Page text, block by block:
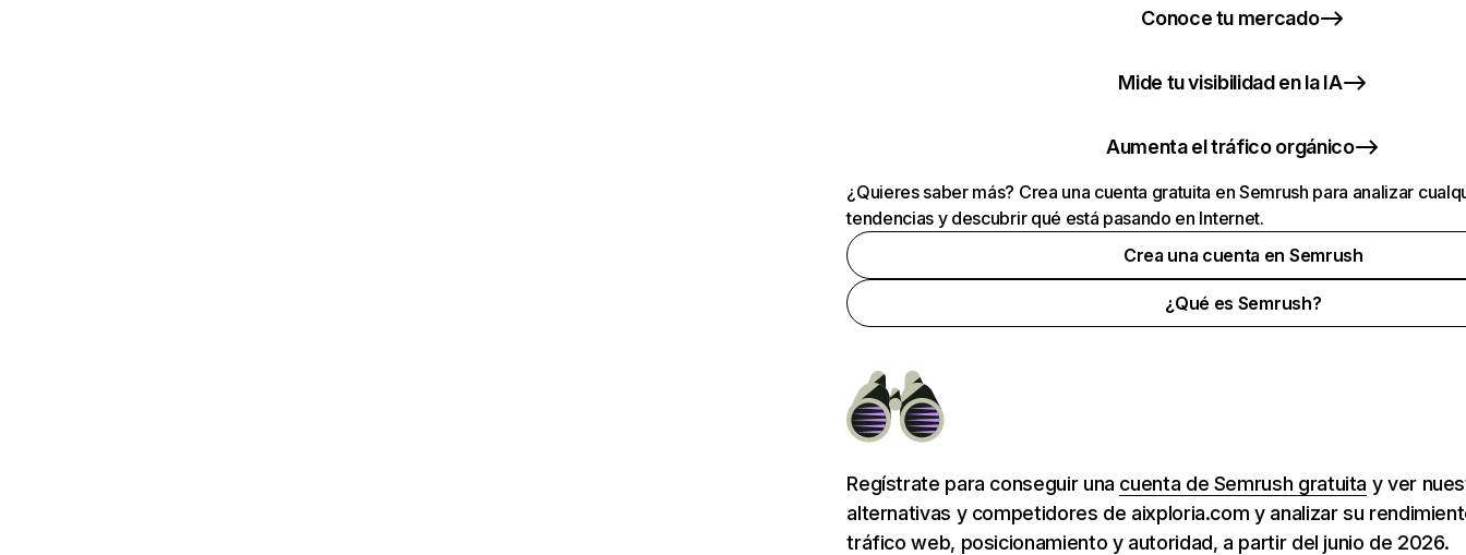
Conoce tu mercado
Mide tu visibilidad en la IA
Aumenta el tráfico orgánico
¿Quieres saber más? Crea una cuenta gratuita en Semrush para analizar
tendencias y descubrir qué está pasando en Internet.
Crea una cuenta en Semrush
¿Qué es Semrush?
Regístrate para conseguir una cuenta de Semrush gratuita y ver
alternativas y competidores de aixploria.com y analizar su
tráfico web, posicionamiento y autoridad, a partir del junio de 2026.